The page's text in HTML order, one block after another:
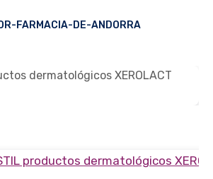
FARMACIA-DE-ANDORRA